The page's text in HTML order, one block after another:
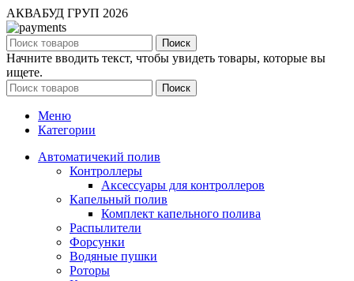
АКВАБУД ГРУП 2026
Поиск
Начните вводить текст, чтобы увидеть товары, которые вы
ищете.
Поиск
Меню
Категории
Автоматичекий полив
Контроллеры
Аксессуары для контроллеров
Капельный полив
Комплект капельного полива
Распылители
Форсунки
Водяные пушки
Роторы